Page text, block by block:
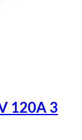
120A 3